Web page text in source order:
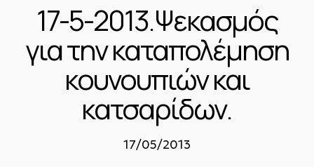
17-5-2013.Ψεκασμός
για την καταπολέμηση
κουνουπιών και
κατσαρίδων.
17/05/2013